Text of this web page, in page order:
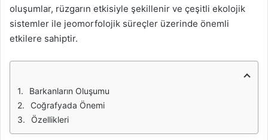
oluşumlar, rüzgarın etkisiyle şekillenir ve çeşitli ekolojik
sistemler ile jeomorfolojik süreçler üzerinde önemli
etkilere sahiptir.
Barkanların Oluşumu
Coğrafyada Önemi
Özellikleri